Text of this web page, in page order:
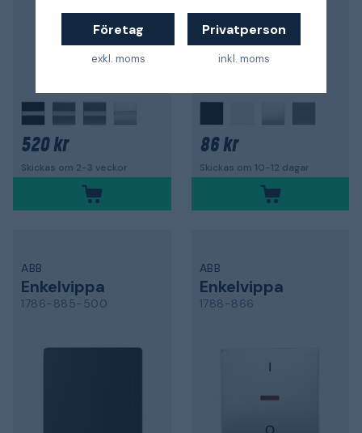
Företag
exkl. moms
Privatperson
inkl. moms
520 kr
Skickas om 2-3 veckor
86 kr
Skickas om 10-12 dagar
ABB
Enkelvippa
1786-885-500
ABB
Enkelvippa
1788-866